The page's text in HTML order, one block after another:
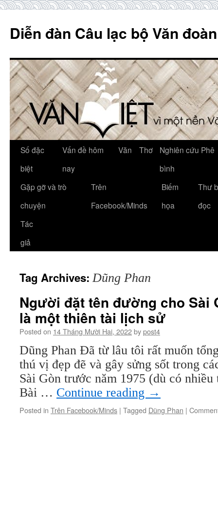
content
Diễn đàn Câu lạc bộ Văn
Số đặc
biệt
Vấn đề hôm
nay
Văn Thơ
Nghiên cứu Phê
bình
Gặp gỡ và trò
chuyện
Trên
Facebook/Minds
Biếm
họa
Thư
đọc
Tác
giả
Tag Archives:Dũng Phan
Người đặt tên đường cho Sài
là một thiên tài lịch sử
Posted on 14 Tháng Mười Hai, 2022bypost4
Dũng Phan Đã từ lâu tôi rất muốn
thú vị đẹp đẽ và gây sửng sốt trong
Sài Gòn trước năm 1975 (dù có
Bài … Continue reading →
Posted in Trên Facebook/Minds | Tagged Dũng Phan |